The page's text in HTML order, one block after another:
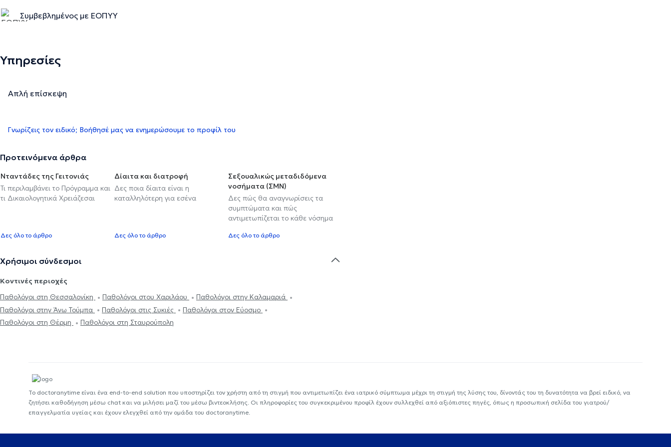
Συμβεβλημένος με ΕΟΠΥΥ
Υπηρεσίες
Απλή επίσκεψη
Γνωρίζεις τον ειδικό; Βοήθησέ μας να ενημερώσουμε το προφίλ του
Προτεινόμενα άρθρα
Νταντάδες της Γειτονιάς
Τι περιλαμβάνει το Πρόγραμμα και
τι Δικαιολογητικά Χρειάζεσαι
Δες όλο το άρθρο
Δίαιτα και διατροφή
Δες ποια δίαιτα είναι η
καταλληλότερη για εσένα
Δες όλο το άρθρο
Σεξουαλικώς μεταδιδόμενα
νοσήματα (ΣΜΝ)
Δες πώς θα αναγνωρίσεις τα
συμπτώματα και πώς
αντιμετωπίζεται το κάθε νόσημα
Δες όλο το άρθρο
Χρήσιμοι σύνδεσμοι
Κοντινές περιοχές
Παθολόγοι στη Θεσσαλονίκη
Παθολόγοι στου Χαριλάου
Παθολόγοι στην Καλαμαριά
Παθολόγοι στην Άνω Τούμπα
Παθολόγοι στις Συκιές
Παθολόγοι στον Εύοσμο
Παθολόγοι στη Θέρμη
Παθολόγοι στη Σταυρούπολη
Το doctoranytime είναι ένα end-to-end solution που υποστηρίζει τον χρήστη από τη στιγμή που αντιμετωπίζει ένα ιατρικό σύμπτωμα μέχρι τη στιγμή της λύσης του, δίνοντάς του τη δυνατότητα να βρεί ειδικό, να
ζητήσει καθοδήγηση μέσω chat και να μιλήσει μαζί του μέσω βιντεοκλήσης. Οι πληροφορίες του συγκεκριμένου προφίλ έχουν συλλεχθεί από αξιόπιστες πηγές, όπως η προσωπική σελίδα του γιατρού/
επαγγελματία υγείας και έχουν ελεγχθεί από την ομάδα του doctoranytime.